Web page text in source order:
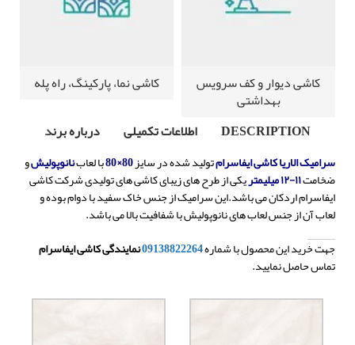
کاشی دیوار و کف سرویس
بهداشتی
کاشی نما، پارکینگ، راه پله
DESCRIPTION
اطلاعات تکمیلی درباره برند
سرامیک الاریا کاشی ایفاسرامتولید شده در سایز با لعابنانوپولیشو
ضخامت۱۱-۱۲ میلیمتر یکی از طرح های زیبای کاشی های تولیدی شرکت کاشی
ایفاسرام اردکان می باشد.این سرامیک از جنس خاک سفید با دوام بوده و
لعاب آن از جنس لعاب های نانوپولیش با شفافیت بالا می باشد.
جهت خرید این محصول با شماره09138822264نمایندگی کاشی ایفاسرام
تماس حاصل نمایید.